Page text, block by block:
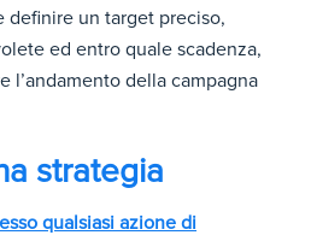
definire un target preciso,
ed entro quale scadenza,
l’andamento della campagna
strategia
qualsiasi azione di